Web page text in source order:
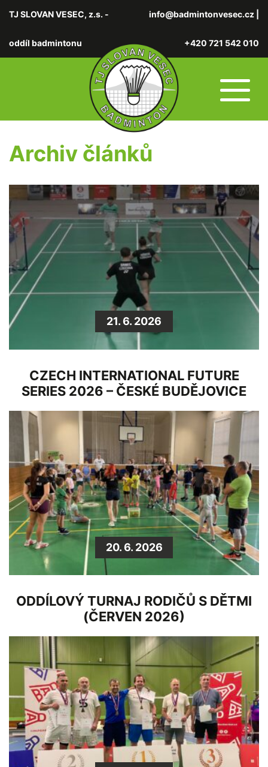
TJ SLOVAN VESEC, z.s. -
oddíl badmintonu
info@badmintonvesec.cz
+420 721 542 010
Archiv článků
21. 6. 2026
CZECH INTERNATIONAL FUTURE
SERIES 2026 – ČESKÉ BUDĚJOVICE
20. 6. 2026
ODDÍLOVÝ TURNAJ RODIČŮ S DĚTMI
(ČERVEN 2026)